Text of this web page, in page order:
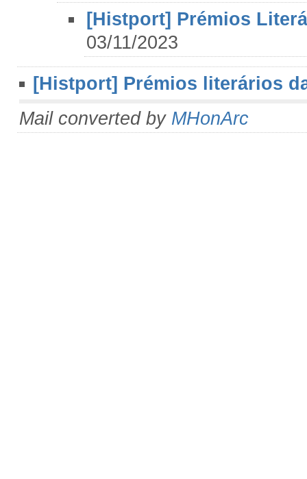
[Histport] Prémios
03/11/2023
[Histport] Prémios literários
Mail converted by MHonArc